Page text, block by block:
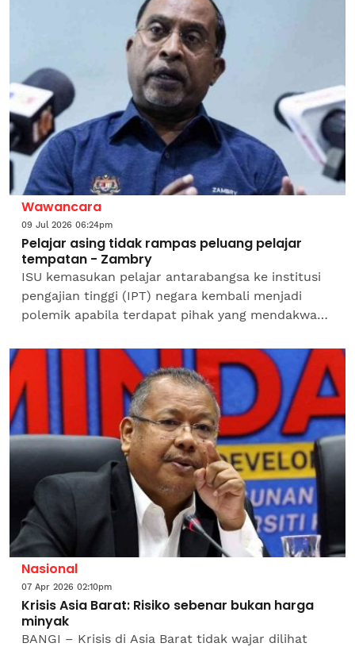
Wawancara
09 Jul 2026 06:24pm
Pelajar asing tidak rampas peluang pelajar
tempatan - Zambry
ISU kemasukan pelajar antarabangsa ke institusi
pengajian tinggi (IPT) negara kembali menjadi
polemik apabila terdapat pihak yang mendakwa
tempatan untuk...
Nasional
07 Apr 2026 02:10pm
Krisis Asia Barat: Risiko sebenar bukan harga
minyak
BANGI – Krisis di Asia Barat tidak wajar dilihat